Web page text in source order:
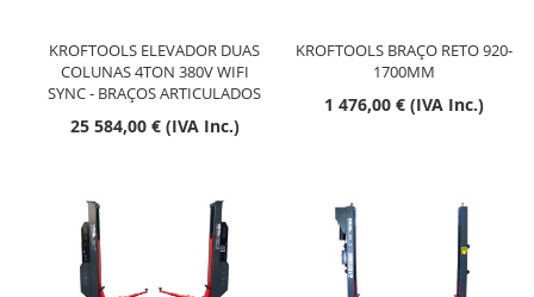
KROFTOOLS ELEVADOR DUAS
COLUNAS 4TON 380V WIFI
SYNC - BRAÇOS ARTICULADOS
25 584,00 € (IVA Inc.)
KROFTOOLS BRAÇO RETO 920-
1700MM
1 476,00 € (IVA Inc.)